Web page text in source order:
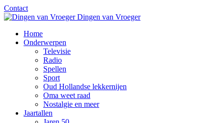
Contact
Dingen van Vroeger
Home
Onderwerpen
Televisie
Radio
Spellen
Sport
Oud Hollandse lekkernijen
Oma weet raad
Nostalgie en meer
Jaartallen